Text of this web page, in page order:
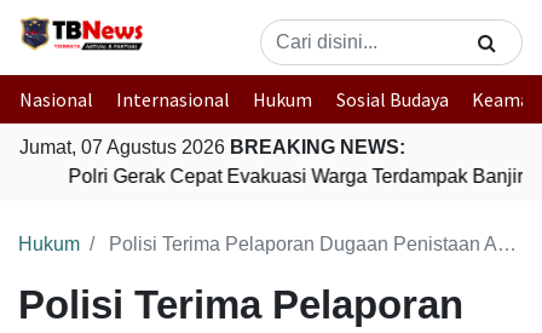
Nasional Internasional Hukum Sosial Budaya
Jumat, 07 Agustus 2026 BREAKING NEWS:
Polri Gerak Cepat Evakuasi Warga Terdampak Banjir di
Hukum Polisi Terima Pelaporan Dugaan Penistaan Agama
Polisi Terima Pelaporan